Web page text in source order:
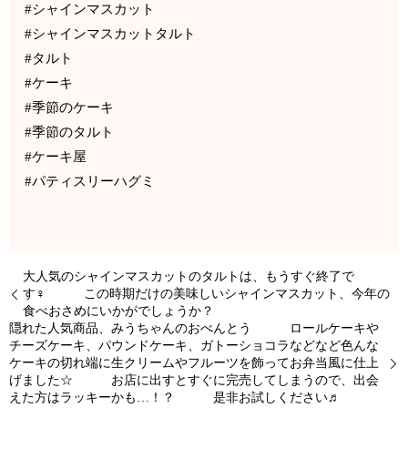
#シャインマスカット
#シャインマスカットタルト
#タルト
#ケーキ
#季節のケーキ
#季節のタルト
#ケーキ屋
#パティスリーハグミ
大人気のシャインマスカットのタルトは、もうすぐ終了で
す‍♀️ この時期だけの美味しいシャインマスカット、今年の
食べおさめにいかがでしょうか？
隠れた人気商品、みうちゃんのおべんとう ロールケーキや
チーズケーキ、パウンドケーキ、ガトーショコラなどなど色んな
ケーキの切れ端に生クリームやフルーツを飾ってお弁当風に仕上
げました☆ お店に出すとすぐに完売してしまうので、出会
えた方はラッキーかも…！？ 是非お試しください♬